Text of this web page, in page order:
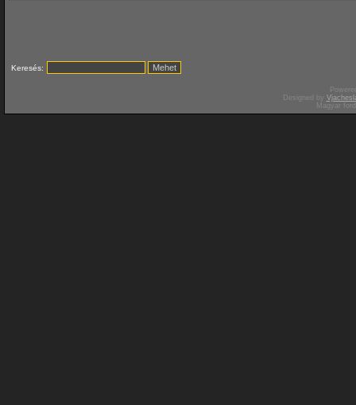
Keresés:
Designed by
Magyar